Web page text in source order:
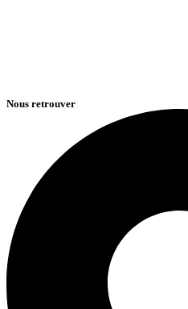
Nous retrouver